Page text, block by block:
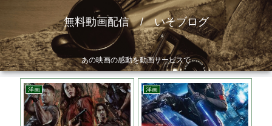
無料動画配信 / いそブログ
あの映画の感動を動画サービスで
洋画 洋画